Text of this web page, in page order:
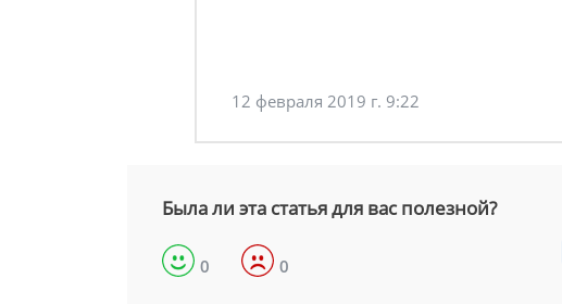
12 февраля 2019 г. 9:22
Была ли эта статья для вас полезной?
0 0